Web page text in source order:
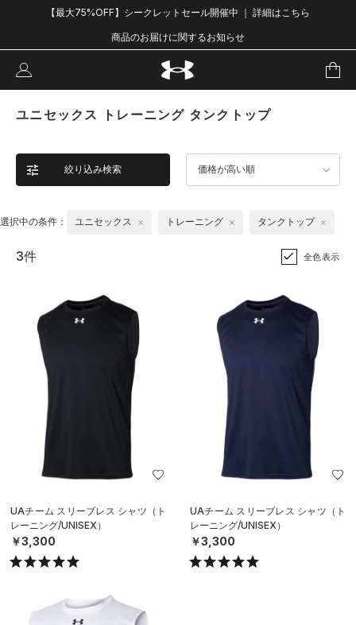
【最大75%OFF】シークレットセール開催中 ｜ 詳細はこちら
商品のお届けに関するお知らせ
ユニセックス トレーニング タンクトップ
絞り込み検索 価格が高い順
選択中の条件： ユニセックス トレーニング タンクトップ
3件 全色表示
UAチーム スリーブレス シャツ（ト
レーニング/UNISEX）
￥3,300
UAチーム スリーブレス シャツ（ト
レーニング/UNISEX）
￥3,300